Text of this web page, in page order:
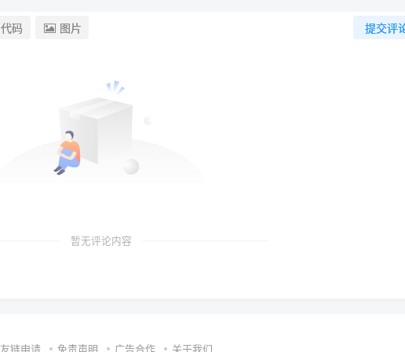
提交评
代码 图片
暂无评论内容
友链申请 免责声明 广告合作 关于我们